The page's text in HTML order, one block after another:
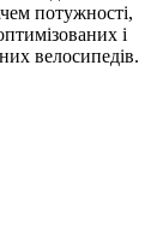
потужності,
і
велосипедів.